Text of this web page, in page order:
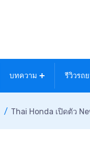
บทความ รีวิวรถ
Thai Honda เปิดตัว